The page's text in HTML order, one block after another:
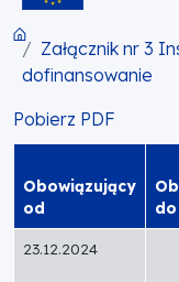
Załącznik nr 3
dofinansowanie
Pobierz PDF
Obowiązujący
od
do
23.12.2024